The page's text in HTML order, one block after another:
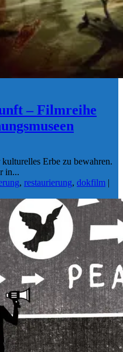
– Filmreihe
Erbe zu bewahren.
in...
, restaurierung, dokfilm |